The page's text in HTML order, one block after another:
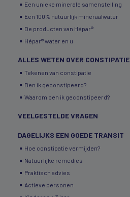
Een unieke minerale samenstelling
Een 100% natuurlijk mineraalwater
De producten van Hépar®
Hépar® water en u
ALLES WETEN OVER CONSTIPATIE
Tekenen van constipatie
Ben ik geconstipeerd?
Waarom ben ik geconstipeerd?
VEELGESTELDE VRAGEN
DAGELIJKS EEN GOEDE TRANSIT
Hoe constipatie vermijden?
Natuurlijke remedies
Praktisch advies
Actieve personen